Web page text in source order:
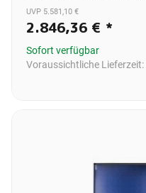
UVP 5.581,10 €
2.846,36 € *
Sofort verfügbar
Voraussichtliche Lieferzeit: